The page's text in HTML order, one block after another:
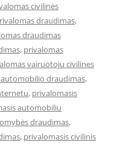
civilinės
draudimas,
draudimas
, privalomas
vairuotoju civilines
draudimas,
, privalomasis
automobiliu
draudimas,
, privalomasis civilinis